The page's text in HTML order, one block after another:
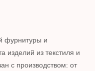
фурнитуры и
изделий из текстиля и
с производством: от